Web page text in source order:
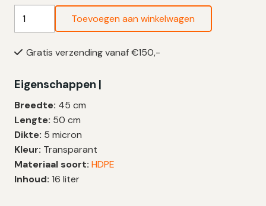
Transparante
Liter
HDPE
|
T10
|
45×50
cm
–
Toevoegen aan winkelwagen
Gratis verzending vanaf €150,-
Eigenschappen |
Breedte: 45 cm
Lengte: 50 cm
Dikte: 5 micron
Kleur: Transparant
Materiaal soort: HDPE
Inhoud: 16 liter